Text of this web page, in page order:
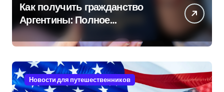
Как получить гражданство
Аргентины: Полное
руководство
Новости для путешественников